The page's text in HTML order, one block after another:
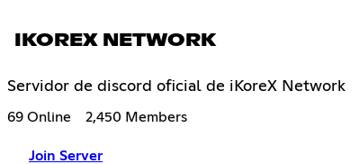
IKOREX NETWORK
Servidor de discord oficial de iKoreX Network
69 Online 2,450 Members
Join Server